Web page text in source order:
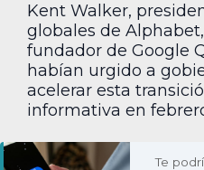
Kent Walker,
globales de
fundador de Google
habían urgido a
acelerar esta
informativa en
Te